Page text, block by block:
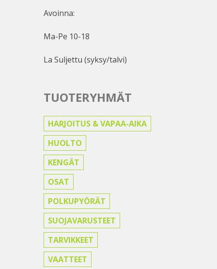
Avoinna:
Ma-Pe 10-18
La Suljettu (syksy/talvi)
TUOTERYHMÄT
HARJOITUS & VAPAA-AIKA
HUOLTO
KENGÄT
OSAT
POLKUPYÖRÄT
SUOJAVARUSTEET
TARVIKKEET
VAATTEET